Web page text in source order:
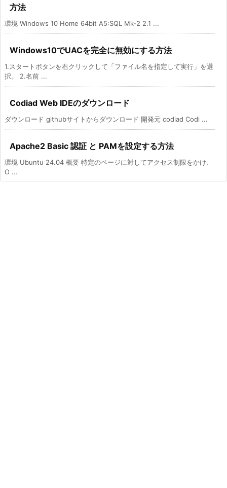
方法
環境 Windows 10 Home 64bit A5:SQL Mk-2 2.1 ...
Windows10でUACを完全に無効にする方法
1.スタートボタンを右クリックして「ファイル名を指定して実行」を選
択。 2.名前 ...
Codiad Web IDEのダウンロード
ダウンロード githubサイトからダウンロード 開発元 codiad Codi ...
Apache2 Basic 認証 と PAMを設定する方法
環境 Ubuntu 24.04 概要 特定のページに対してアクセス制限をかけ、
O ...